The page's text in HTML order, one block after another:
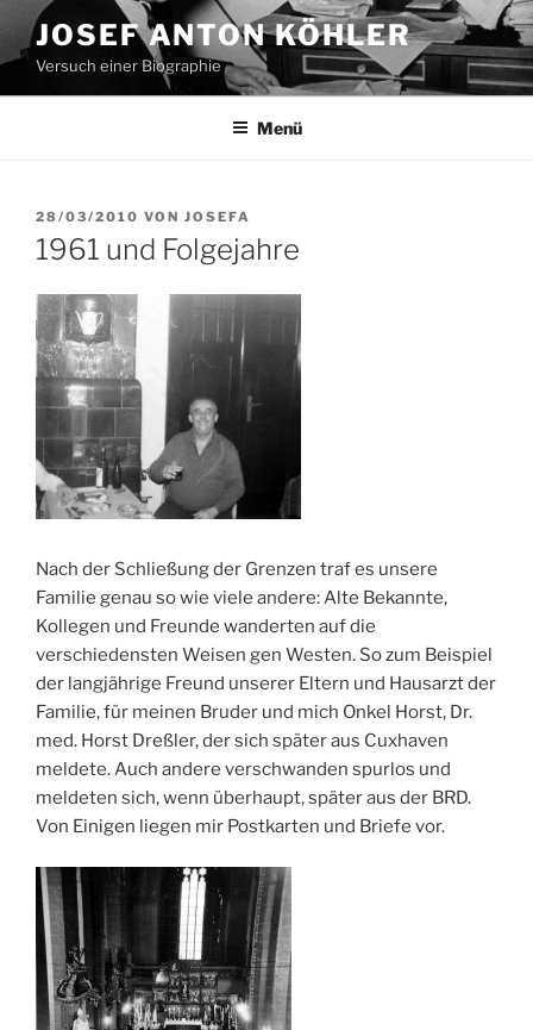
Inhalt
springen
JOSEF ANTON KÖHLER
Versuch einer Biographie
Menü
VERÖFFENTLICHT
AM
28/03/2010 VON JOSEFA
1961 und Folgejahre
Nach der Schließung der Grenzen traf es unsere
Familie genau so wie viele andere: Alte Bekannte,
Kollegen und Freunde wanderten auf die
verschiedensten Weisen gen Westen. So zum Beispiel
der langjährige Freund unserer Eltern und Hausarzt der
Familie, für meinen Bruder und mich Onkel Horst, Dr.
med. Horst Dreßler, der sich später aus Cuxhaven
meldete. Auch andere verschwanden spurlos und
meldeten sich, wenn überhaupt, später aus der BRD.
Von Einigen liegen mir Postkarten und Briefe vor.